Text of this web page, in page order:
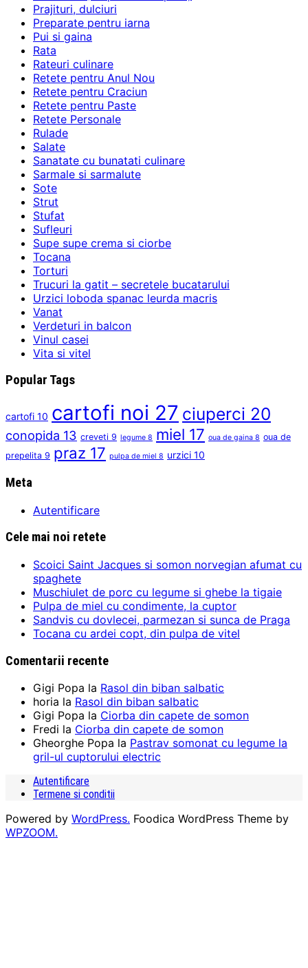
Prajituri, dulciuri
Preparate pentru iarna
Pui si gaina
Rata
Rateuri culinare
Retete pentru Anul Nou
Retete pentru Craciun
Retete pentru Paste
Retete Personale
Rulade
Salate
Sanatate cu bunatati culinare
Sarmale si sarmalute
Sote
Strut
Stufat
Sufleuri
Supe supe crema si ciorbe
Tocana
Torturi
Trucuri la gatit – secretele bucatarului
Urzici loboda spanac leurda macris
Vanat
Verdeturi in balcon
Vinul casei
Vita si vitel
Popular Tags
cartofi 10 cartofi noi 27 ciuperci 20
conopida 13 creveti 9 legume 8 miel 17 oua de gaina 8 oua de
prepelita 9 praz 17 pulpa de miel 8 urzici 10
Meta
Autentificare
Cele mai noi retete
Scoici Saint Jacques si somon norvegian afumat cu
spaghete
Muschiulet de porc cu legume si ghebe la tigaie
Pulpa de miel cu condimente, la cuptor
Sandvis cu dovlecei, parmezan si sunca de Praga
Tocana cu ardei copt, din pulpa de vitel
Comentarii recente
Gigi Popa la Rasol din biban salbatic
horia la Rasol din biban salbatic
Gigi Popa la Ciorba din capete de somon
Fredi la Ciorba din capete de somon
Gheorghe Popa la Pastrav somonat cu legume la
gril-ul cuptorului electric
Autentificare
Termene si conditii
Powered by WordPress. Foodica WordPress Theme by
WPZOOM.